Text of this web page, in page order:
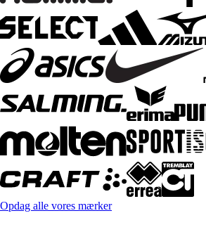
Opdag alle vores mærker